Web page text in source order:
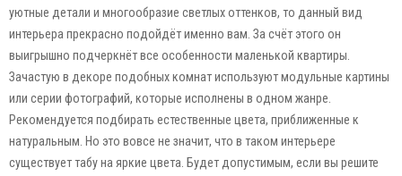
уютные детали и многообразие светлых оттенков, то данный вид
интерьера прекрасно подойдёт именно вам. За счёт этого он
выигрышно подчеркнёт все особенности маленькой квартиры.
Зачастую в декоре подобных комнат используют модульные картины
или серии фотографий, которые исполнены в одном жанре.
Рекомендуется подбирать естественные цвета, приближенные к
натуральным. Но это вовсе не значит, что в таком интерьере
существует табу на яркие цвета. Будет допустимым, если вы решите